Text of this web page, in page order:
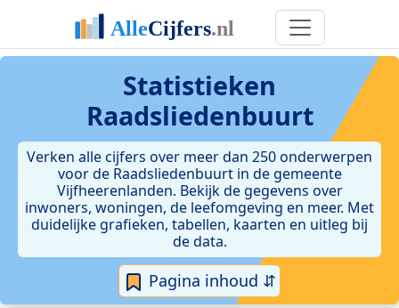
Statistieken
Raadsliedenbuurt
Verken alle cijfers over meer dan 250 onderwerpen
voor de Raadsliedenbuurt in de gemeente
Vijfheerenlanden. Bekijk de gegevens over
inwoners, woningen, de leefomgeving en meer. Met
duidelijke grafieken, tabellen, kaarten en uitleg bij
de data.
Pagina inhoud ⇵